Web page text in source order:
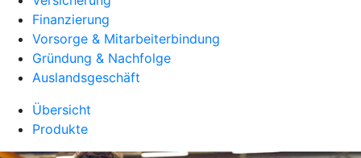
Finanzierung
Vorsorge & Mitarbeiterbindung
Gründung & Nachfolge
Auslandsgeschäft
Übersicht
Produkte